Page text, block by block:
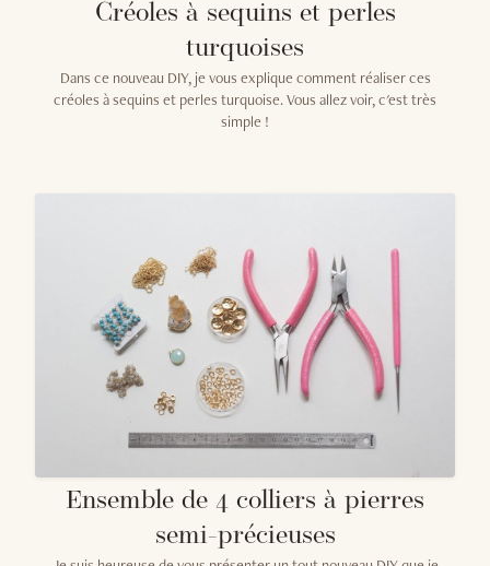
Créoles à sequins et perles
turquoises
Dans ce nouveau DIY, je vous explique comment réaliser ces
créoles à sequins et perles turquoise. Vous allez voir, c'est très
simple !
Ensemble de 4 colliers à pierres
semi-précieuses